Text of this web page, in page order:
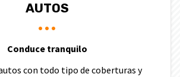
AUTOS
Conduce tranquilo
con todo tipo de coberturas y